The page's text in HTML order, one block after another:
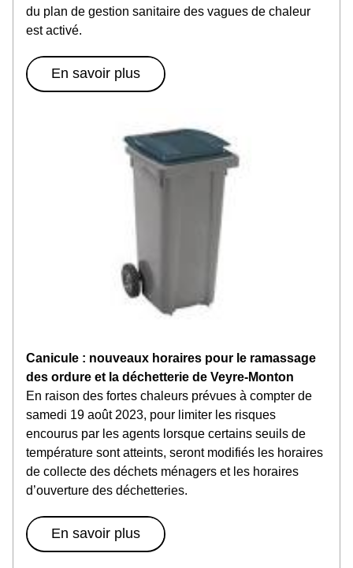
du plan de gestion sanitaire des vagues de chaleur
est activé.
En savoir plus
Canicule : nouveaux horaires pour le ramassage
des ordure et la déchetterie de Veyre-Monton
En raison des fortes chaleurs prévues à compter de
samedi 19 août 2023, pour limiter les risques
encourus par les agents lorsque certains seuils de
température sont atteints, seront modifiés les horaires
de collecte des déchets ménagers et les horaires
d’ouverture des déchetteries.
En savoir plus